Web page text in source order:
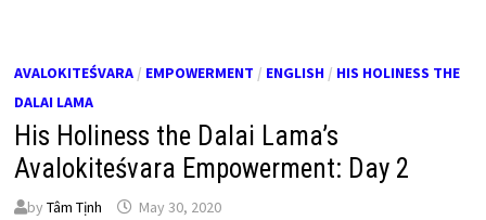
AVALOKITEŚVARA/ EMPOWERMENT / ENGLISH/ HIS HOLINESS THE
DALAI LAMA
His Holiness the Dalai Lama’s
Avalokiteśvara Empowerment: Day 2
by Tâm Tịnh May 30, 2020